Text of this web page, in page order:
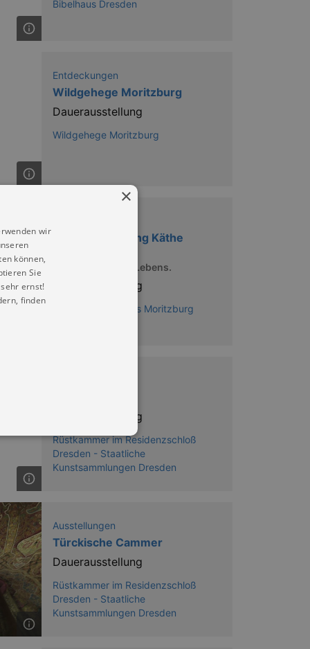
Bibelhaus Dresden
Entdeckungen
Wildgehege Moritzburg
Dauerausstellung
Wildgehege Moritzburg
Dauerausstellung Käthe
Endstation eines Lebens.
Dauerausstellung
Käthe Kollwitz Haus Moritzburg
Dauerausstellung
Rüstkammer im Residenzschloß
Dresden - Staatliche
Kunstsammlungen Dresden
Ausstellungen
Türckische Cammer
Dauerausstellung
Rüstkammer im Residenzschloß
Dresden - Staatliche
Kunstsammlungen Dresden
×
wir
können,
Sie
ernst!
finden
Ihren account. Ohne diese
visitor cookie consent
to work properly.
Cross-Site Request Forgery
Cross-Site Request Forgery